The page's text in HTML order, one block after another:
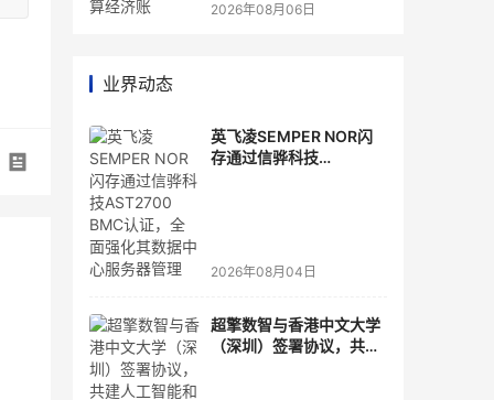
2026年08月06日
业界动态
英飞凌SEMPER NOR闪
存通过信骅科技
2026年08月04日
超擎数智与香港中文大学
（深圳）签署协议，共建